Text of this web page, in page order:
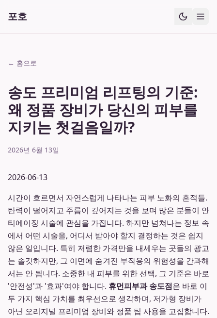
포호
← 홈으로
송도 프리미엄 리프팅의 기준:
왜 정품 장비가 당신의 피부를
지키는 첫걸음일까?
2026년 6월 13일
2026-06-13
시간이 흐르면서 자연스럽게 나타나는 피부 노화의 흔적들.
탄력이 떨어지고 주름이 깊어지는 것을 보며 많은 분들이 안
티에이징 시술에 관심을 가집니다. 하지만 넘쳐나는 정보 속
에서 어떤 시술을, 어디서 받아야 할지 결정하는 것은 쉽지
않은 일입니다. 특히 저렴한 가격만을 내세우는 곳들의 광고
는 솔깃하지만, 그 이면에 숨겨진 부작용의 위험성을 간과해
서는 안 됩니다. 소중한 내 피부를 위한 선택, 그 기준은 바로
'안전성'과 '효과'여야 합니다. 휴먼피부과 송도점은 바로 이
두 가지 핵심 가치를 최우선으로 생각하며, 저가형 장비가
아닌 오리지널 프리미엄 장비와 정품 팁 사용을 고집합니다.